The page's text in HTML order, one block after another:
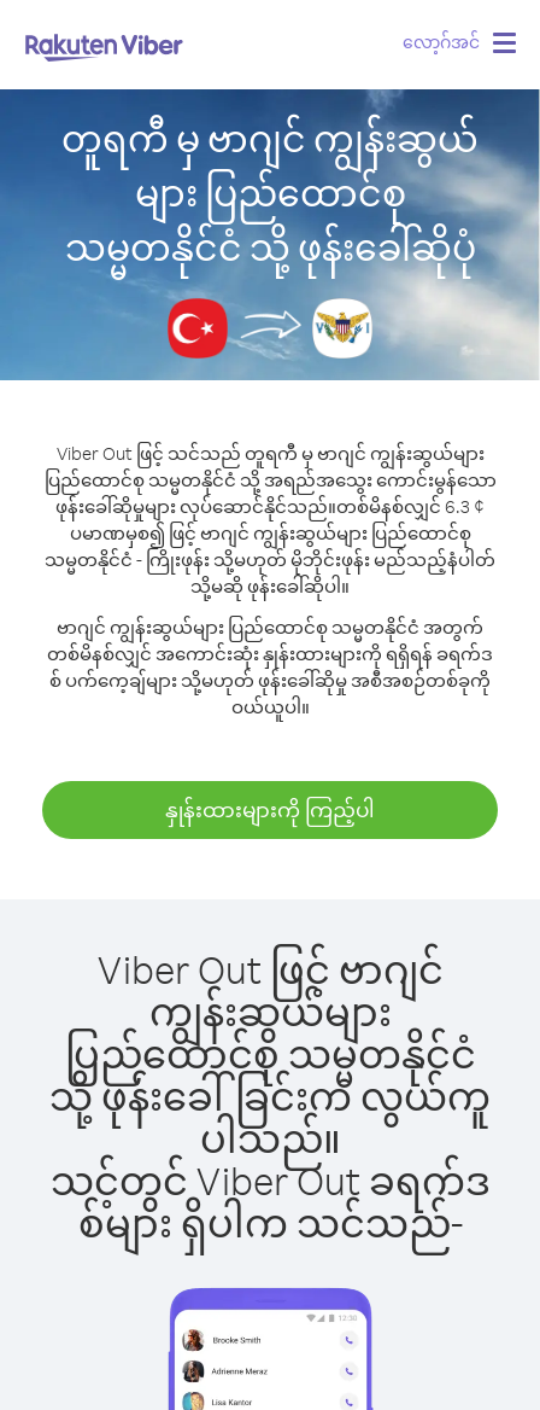
လော့ဂ်အင်
တူရကီ မှ ဗာဂျင် ကျွန်းဆွယ်
များ ပြည်ထောင်စု
သမ္မတနိုင်ငံ သို့ ဖုန်းခေါ်ဆိုပုံ
Viber Out ဖြင့် သင်သည် တူရကီ မှ ဗာဂျင် ကျွန်းဆွယ်များ
ပြည်ထောင်စု သမ္မတနိုင်ငံ သို့ အရည်အသွေး ကောင်းမွန်သော
ဖုန်းခေါ်ဆိုမှုများ လုပ်ဆောင်နိုင်သည်။တစ်မိနစ်လျှင် 6.3 ¢
ပမာဏမှစ၍ ဖြင့် ဗာဂျင် ကျွန်းဆွယ်များ ပြည်ထောင်စု
သမ္မတနိုင်ငံ - ကြိုးဖုန်း သို့မဟုတ် မိုဘိုင်းဖုန်း မည်သည့်နံပါတ်
သို့မဆို ဖုန်းခေါ်ဆိုပါ။
ဗာဂျင် ကျွန်းဆွယ်များ ပြည်ထောင်စု သမ္မတနိုင်ငံ အတွက်
တစ်မိနစ်လျှင် အကောင်းဆုံး နှုန်းထားများကို ရရှိရန် ခရက်ဒ
စ် ပက်ကေ့ချ်များ သို့မဟုတ် ဖုန်းခေါ်ဆိုမှု အစီအစဉ်တစ်ခုကို
ဝယ်ယူပါ။
နှုန်းထားများကို ကြည့်ပါ
Viber Out ဖြင့် ဗာဂျင်
ကျွန်းဆွယ်များ
ပြည်ထောင်စု သမ္မတနိုင်ငံ
သို့ ဖုန်းခေါ်ခြင်းက လွယ်ကူ
ပါသည်။
သင့်တွင် Viber Out ခရက်ဒ
စ်များ ရှိပါက သင်သည်-